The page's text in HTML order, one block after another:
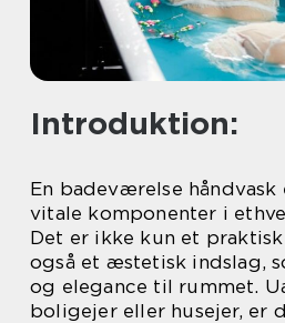
Introduktion:
En badeværelse håndvask
vitale komponenter i
Det er ikke kun et
også et æstetisk indslag,
og elegance til rummet.
boligejer eller husejer, er